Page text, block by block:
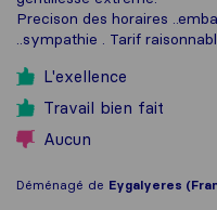
Precison des horaires
..sympathie . Tarif
L'exellence
Travail bien fait
Aucun
Déménagé de Eygalyeres